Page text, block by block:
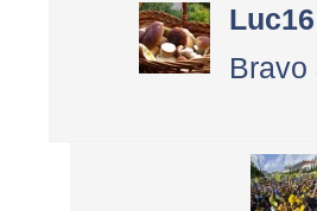
Luc16